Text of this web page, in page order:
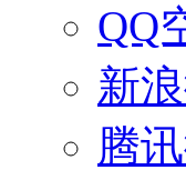
QQ
新
腾